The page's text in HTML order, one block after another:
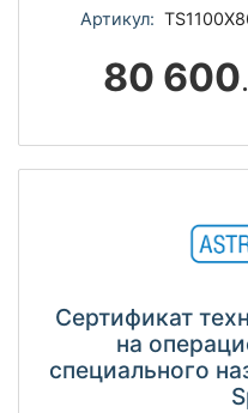
Артикул:
80 600
Сертификат
на
специального